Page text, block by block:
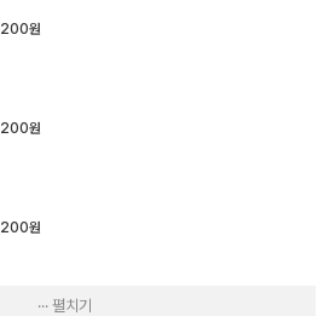
200원
200원
200원
··· 펼치기